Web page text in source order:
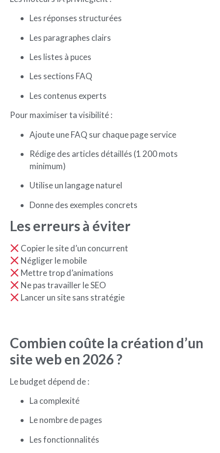
Les réponses structurées
Les paragraphes clairs
Les listes à puces
Les sections FAQ
Les contenus experts
Pour maximiser ta visibilité :
Ajoute une FAQ sur chaque page service
Rédige des articles détaillés (1 200 mots
minimum)
Utilise un langage naturel
Donne des exemples concrets
Les erreurs à éviter
Copier le site d’un concurrent
Négliger le mobile
Mettre trop d’animations
Ne pas travailler le SEO
Lancer un site sans stratégie
Combien coûte la création d’un
site web en 2026 ?
Le budget dépend de :
La complexité
Le nombre de pages
Les fonctionnalités